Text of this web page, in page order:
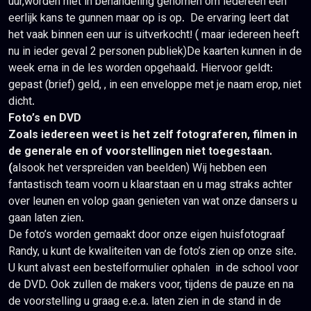
eerlijk kans te gunnen maar op is op. De ervaring leert dat
het vaak binnen een uur is uitverkocht! ( maar iedereen heeft
nu in ieder geval 2 personen publiek)De kaarten kunnen in de
week erna in de les worden opgehaald. Hiervoor geldt:
gepast (brief) geld, , in een enveloppe met je naam erop, niet
dicht.
Foto’s en DVD
Zoals iedereen weet is het zelf fotograferen, filmen in
de generale en of voorstellingen niet toegestaan.
(alsook het verspreiden van beelden) Wij hebben een
fantastisch team voorn u klaarstaan en u mag straks achter
over leunen en volop gaan genieten van wat onze dansers u
gaan laten zien.
De foto’s worden gemaakt door onze eigen huisfotograaf
Randy, u kunt de kwaliteiten van de foto’s zien op onze site.
U kunt alvast een bestelformulier ophalen in de school voor
de DVD. Ook zullen de makers voor, tijdens de pauze en na
de voorstelling u graag e.e.a. laten zien in de stand in de